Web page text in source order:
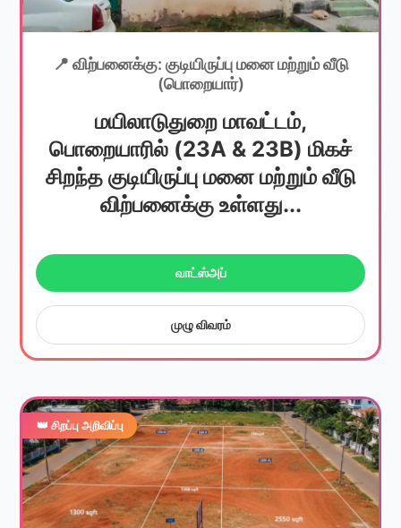
📍 விற்பனைக்கு: குடியிருப்பு மனை மற்றும் வீடு
(பொறையார்)
மயிலாடுதுறை மாவட்டம்,
பொறையாரில் (23A & 23B) மிகச்
சிறந்த குடியிருப்பு மனை மற்றும் வீடு
விற்பனைக்கு உள்ளது...
வாட்ஸ்அப்
முழு விவரம்
👑 சிறப்பு அறிவிப்பு